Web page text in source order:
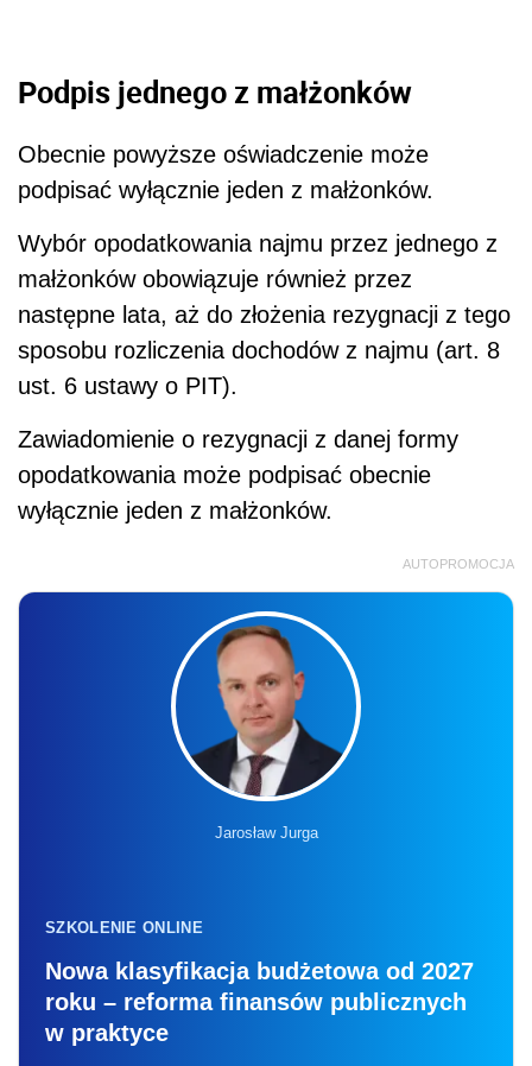
Podpis jednego z małżonków
Obecnie powyższe oświadczenie może
podpisać wyłącznie jeden z małżonków.
Wybór opodatkowania najmu przez jednego z
małżonków obowiązuje również przez
następne lata, aż do złożenia rezygnacji z tego
sposobu rozliczenia dochodów z najmu (art. 8
ust. 6 ustawy o PIT).
Zawiadomienie o rezygnacji z danej formy
opodatkowania może podpisać obecnie
wyłącznie jeden z małżonków.
AUTOPROMOCJA
Jarosław Jurga
SZKOLENIE ONLINE
Nowa klasyfikacja budżetowa od 2027
roku – reforma finansów publicznych
w praktyce